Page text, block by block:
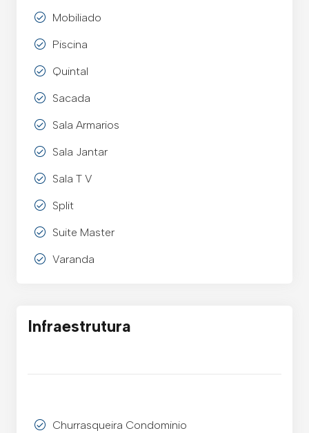
Mobiliado
Piscina
Quintal
Sacada
Sala Armarios
Sala Jantar
Sala T V
Split
Suite Master
Varanda
Infraestrutura
Churrasqueira Condominio